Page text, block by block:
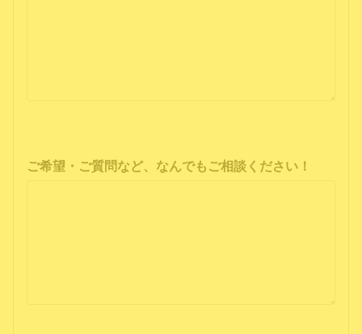
ご希望・ご質問など、なんでもご相談ください！